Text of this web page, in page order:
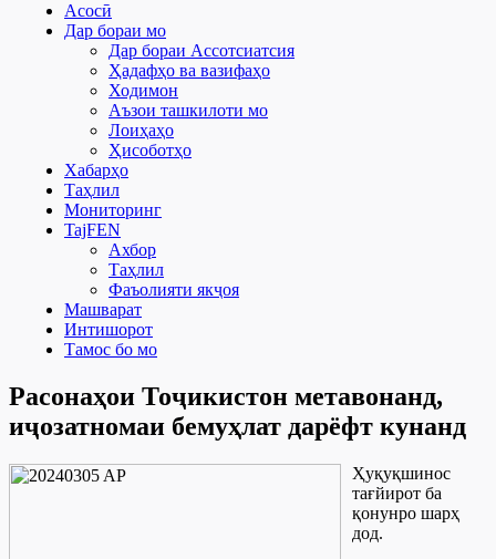
Асосӣ
Дар бораи мо
Дар бораи Ассотсиатсия
Ҳадафҳо ва вазифаҳо
Ходимон
Аъзои ташкилоти мо
Лоиҳаҳо
Ҳисоботҳо
Хабарҳо
Таҳлил
Мониторинг
TajFEN
Ахбор
Таҳлил
Фаъолияти якҷоя
Машварат
Интишорот
Тамос бо мо
Расонаҳои Тоҷикистон метавонанд,
иҷозатномаи бемуҳлат дарёфт кунанд
Ҳуқуқшинос
тағйирот ба
қонунро шарҳ
дод.